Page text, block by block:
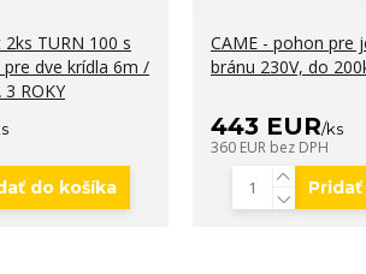
2ks TURN 100 s
dve krídla 6m /
ROKY
do košíka
CAME - pohon pre
bránu 230V, do
443 EUR/ks
360 EUR bez DPH